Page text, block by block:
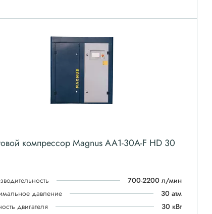
компрессор Magnus АА1-30A-F HD 30
700-2200 л/мин
давление
30 атм
двигателя
30 кВт